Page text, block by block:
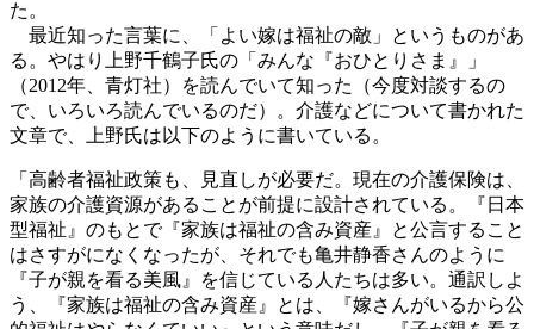
た。
最近知った言葉に、「よい嫁は福祉の敵」というものがあ
る。やはり上野千鶴子氏の「みんな『おひとりさま』」
（2012年、青灯社）を読んでいて知った（今度対談するの
で、いろいろ読んでいるのだ）。介護などについて書かれた
文章で、上野氏は以下のように書いている。
「高齢者福祉政策も、見直しが必要だ。現在の介護保険は、
家族の介護資源があることが前提に設計されている。『日本
型福祉』のもとで『家族は福祉の含み資産』と公言すること
はさすがになくなったが、それでも亀井静香さんのように
『子が親を看る美風』を信じている人たちは多い。通訳しよ
う、『家族は福祉の含み資産』とは、『嫁さんがいるから公